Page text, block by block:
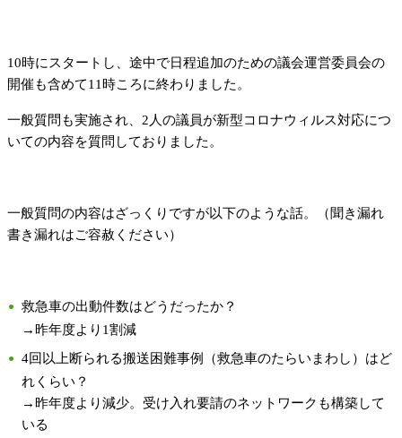
10時にスタートし、途中で日程追加のための議会運営委員会の
開催も含めて11時ころに終わりました。
一般質問も実施され、2人の議員が新型コロナウィルス対応につ
いての内容を質問しておりました。
一般質問の内容はざっくりですが以下のような話。（聞き漏れ
書き漏れはご容赦ください）
救急車の出動件数はどうだったか？
→昨年度より1割減
4回以上断られる搬送困難事例（救急車のたらいまわし）はど
れくらい？
→昨年度より減少。受け入れ要請のネットワークも構築して
いる